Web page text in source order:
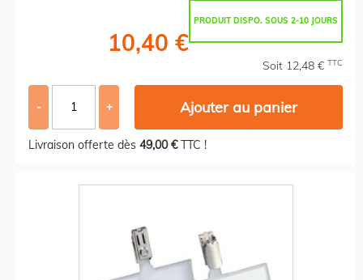
PRODUIT DISPO. SOUS 2-10 JOURS
10,40 €
Soit 12,48 € TTC
- + Ajouter au panier
Livraison offerte dès 49,00 €TTC !